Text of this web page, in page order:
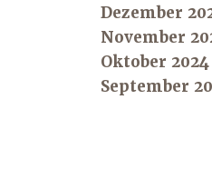
Dezember
November
Oktober 2024
September